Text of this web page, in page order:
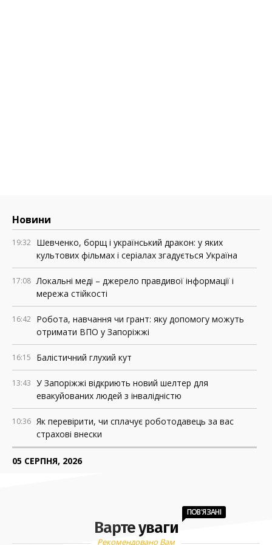
Новини
19:32 Шевченко, борщ і український дракон: у яких
культових фільмах і серіалах згадується Україна
17:08 Локальні меді – джерело правдивої інформації і
мережа стійкості
16:42 Робота, навчання чи грант: яку допомогу можуть
отримати ВПО у Запоріжжі
16:15 Балістичний глухий кут
13:43 У Запоріжжі відкриють новий шелтер для
евакуйованих людей з інвалідністю
10:36 Як перевірити, чи сплачує роботодавець за вас
страхові внески
05 СЕРПНЯ, 2026
У Запоріжжі оголошуватимуть евакуацію з окремих
локацій, якщо буде загроза удару
Варте уваги
ПОВ'ЯЗАНІ
Рекомендовано Вам